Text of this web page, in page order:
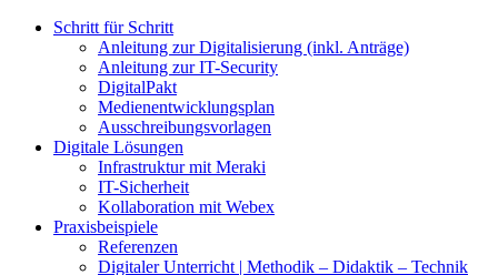
Schritt für Schritt
Anleitung zur Digitalisierung (inkl. Anträge)
Anleitung zur IT-Security
DigitalPakt
Medienentwicklungsplan
Ausschreibungsvorlagen
Digitale Lösungen
Infrastruktur mit Meraki
IT-Sicherheit
Kollaboration mit Webex
Praxisbeispiele
Referenzen
Digitaler Unterricht | Methodik – Didaktik – Technik